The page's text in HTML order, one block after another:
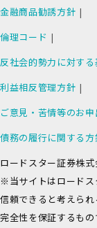
金融商品勧誘方針
倫理コード
反社会的勢力に対する
利益相反管理方針
ご意見・苦情等のお申
債務の履行に関する方
ロードスター証券株式
※当サイトはロードス
信頼できると考えら
完全性を保証するも